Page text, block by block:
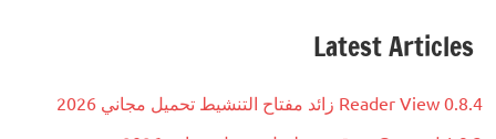
Latest Articles
Reader View 0.8.4 زائد مفتاح التنشيط تحميل مجاني 2026